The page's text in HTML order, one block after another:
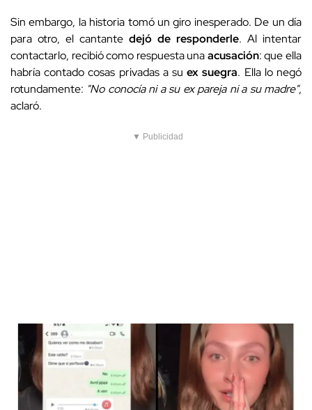
Sin embargo, la historia tomó un giro inesperado. De un día
para otro, el cantante dejó de responderle. Al intentar
contactarlo, recibió como respuesta unaacusación: que ella
habría contado cosas privadas a suex suegra. Ella lo negó
rotundamente: "No conocía ni a su ex pareja ni a su madre",
aclaró.
▼ Publicidad